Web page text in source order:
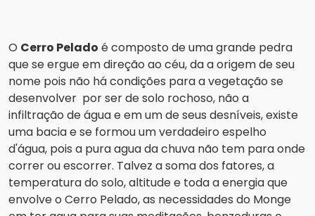
O Cerro Pelado é composto de uma grande pedra
que se ergue em direção ao céu, da a origem de seu
nome pois não há condições para a vegetação se
desenvolver por ser de solo rochoso, não a
infiltração de água e em um de seus desníveis, existe
uma bacia e se formou um verdadeiro espelho
d'água, pois a pura agua da chuva não tem para onde
correr ou escorrer. Talvez a soma dos fatores, a
temperatura do solo, altitude e toda a energia que
envolve o Cerro Pelado, as necessidades do Monge